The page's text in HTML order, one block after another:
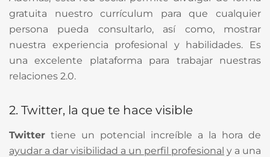
gratuita nuestro currículum para que cualquier
persona pueda consultarlo, así como, mostrar
nuestra experiencia profesional y habilidades. Es
una excelente plataforma para trabajar nuestras
relaciones 2.0.
2. Twitter, la que te hace visible
Twitter tiene un potencial increíble a la hora de
ayudar a dar visibilidad a un perfil profesional y a una